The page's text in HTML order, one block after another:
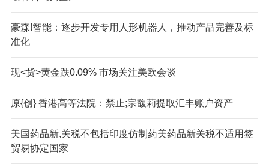
豪森!智能：逐步开发专用人形机器人，推动产品完善及标
准化
现<货>黄金跌0.09% 市场关注美欧会谈
原{创} 香港高等法院：禁止;宗馥莉提取汇丰账户资产
美国药品新,关税不包括印度仿制药美药品新关税不适用签
贸易协定国家